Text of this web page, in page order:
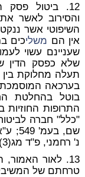
12. ביטול
והסירוב לאשר
השיפוטי אשר
אין הם משליכים
שעניינם עשוי
שלא כפסק הדין
תעלה מחלוקת
בערכאה
בוטל בהחלטת
נ' רחמני, פ"ד מג(3) 489, בעמ' 499).
13. לאור האמור, ה
טרחתם של המשיבים